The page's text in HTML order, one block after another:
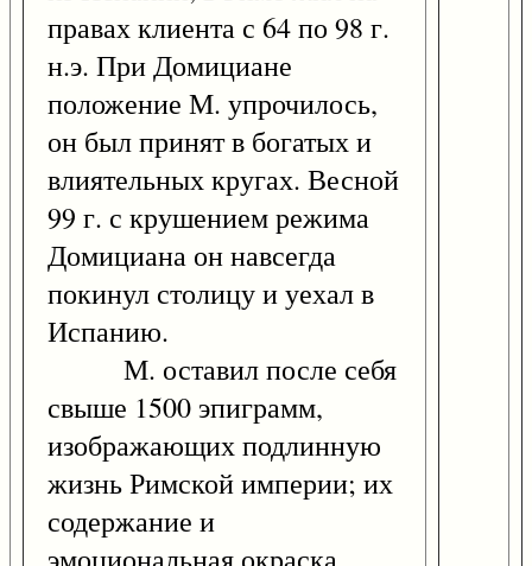
правах клиента с 64 по 98 г.
н.э. При Домициане
положение М. упрочилось,
он был принят в богатых и
влиятельных кругах. Весной
99 г. с крушением режима
Домициана он навсегда
покинул столицу и уехал в
Испанию.
М. оставил после себя
свыше 1500 эпиграмм,
изображающих подлинную
жизнь Римской империи; их
содержание и